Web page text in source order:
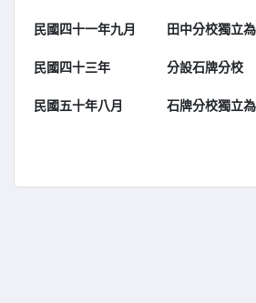
民國四十一年九月 田中分校獨立
民國四十三年 分設石牌分校
民國五十年八月 石牌分校獨立